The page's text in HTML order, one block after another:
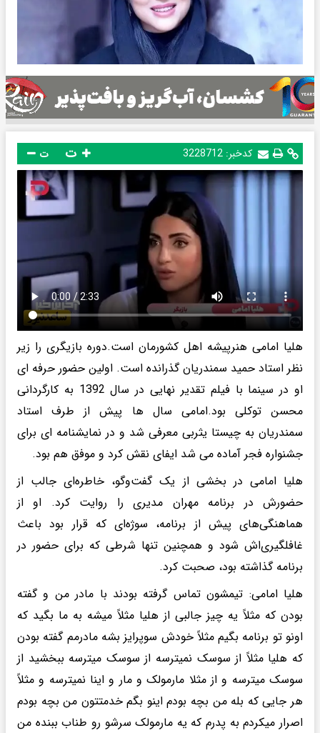
کدخبر: 3228712 ت
هلیا امامی هنرپیشه اهل کشورمان است.دوره بازیگری را زیر
نظر استاد حمید سمندریان گذرانده است. اولین حضور حرفه ای
او در سینما با فیلم تقدیر نهایی در سال 1392 به کارگردانی
محسن توکلی بود.امامی سال ها پیش از طرف استاد
سمندریان به چیستا یثربی معرفی شد و در نمایشنامه ای برای
جشنواره فجر آماده می شد ایفای نقش کرد و موفق هم بود.
هلیا امامی در بخشی از یک گفت‌وگو، خاطره‌ای جالب از
حضورش در برنامه مهران مدیری را روایت کرد. او از
هماهنگی‌های پیش از برنامه، سوژه‌ای که قرار بود باعث
غافلگیری‌اش شود و همچنین تنها شرطی که برای حضور در
برنامه گذاشته بود، صحبت کرد.
هلیا امامی: تیمشون تماس گرفته بودند با مادر من و گفته
بودن که مثلاً یه چیز جالبی از هلیا مثلاً میشه به ما بگید که
اونو تو برنامه بگیم مثلاً خودش سوپرایز بشه مادرمم گفته بودن
که هلیا مثلاً از سوسک نمیترسه از سوسک میترسه ببخشید از
سوسک میترسه و از مثلا مارمولک و مار و اینا نمیترسه و مثلاً
هر جایی که بله من بچه بودم اینو بگم خدمتتون من بچه بودم
اصرار میکردم به پدرم که یه مارمولک سرشو رو طناب ببنده من